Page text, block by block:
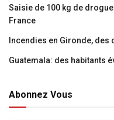
Saisie de 100 kg de
France
Incendies en Gironde, des
Guatemala: des habitants
Abonnez Vous